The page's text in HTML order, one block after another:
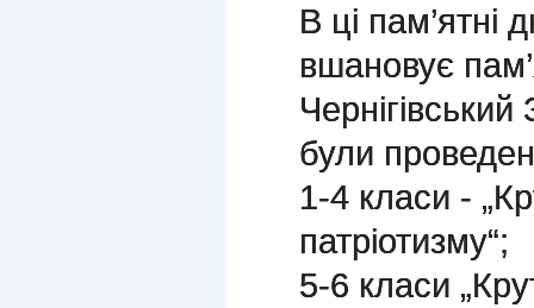
В ці пам’ятні
вшановує
були
1-4 класи -
патріотизму“;
5-6 класи